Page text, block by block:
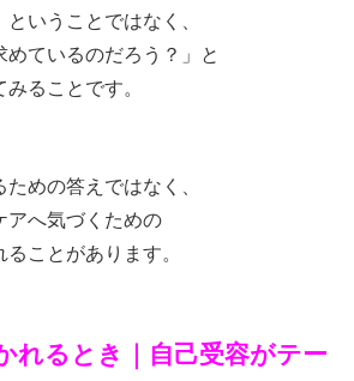
ということではなく、
めているのだろう？」と
ることです。
めの答えではなく、
アへ気づくための
ことがあります。
れるとき｜自己受容がテー